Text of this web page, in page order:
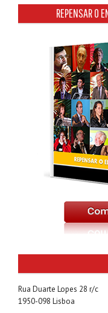
REPENSAR O
Rua Duarte Lopes 28 r/c
1950-098 Lisboa